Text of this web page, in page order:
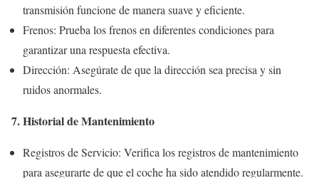
transmisión funcione de manera suave y eficiente.
Frenos: Prueba los frenos en diferentes condiciones para
garantizar una respuesta efectiva.
Dirección: Asegúrate de que la dirección sea precisa y sin
ruidos anormales.
7. Historial de Mantenimiento
Registros de Servicio: Verifica los registros de mantenimiento
para asegurarte de que el coche ha sido atendido regularmente.